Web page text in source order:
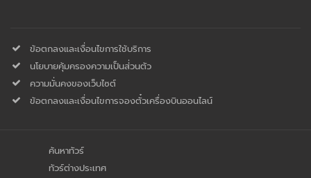
ข้อตกลงและเงื่อนไขการใช้บริการ
นโยบายคุ้มครองความเป็นส่่วนตัว
ความมั่นคงของเว็บไซต์
ข้อตกลงและเงื่อนไขการจองตั๋วเครื่องบินออนไลน์
ค้นหาทัวร์
ทัวร์ต่างประเทศ